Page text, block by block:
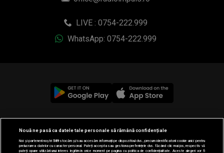
LIVE : 0754-222.999
WhatsApp: 0754-222.999
© 2019-2026 DOGAN MEDIA INTERNATIONAL SA, Toate
drepturile rezervate.
Nouă ne pasă ca datele tale personale să rămână confidențiale
Noi și partenerii noștri589stocăm și/sau accesăm informații pe dispozitivul dvs., precum identificatorii cookie unici pentru
prelucrarea datelor cu caracter personal. Puteți accepta sau gestiona preferințele dvs. făcând clic mai jos, respectiv vă
puteți opune utilizării unui interes legitim în orice moment pe pagina cu politica de confidențialitate. Aceste alegeri vor fi